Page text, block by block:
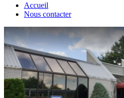
Accueil
Nous contacter